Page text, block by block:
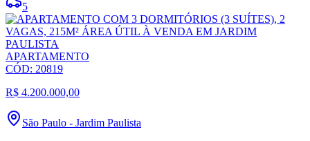
5
APARTAMENTO
CÓD: 20819
R$ 4.200.000,00
São Paulo - Jardim Paulista